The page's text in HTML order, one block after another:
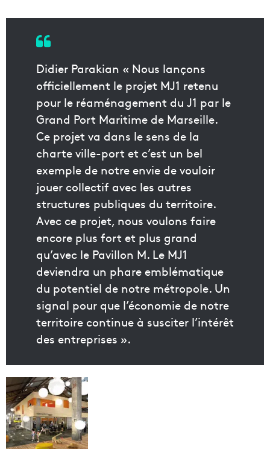
Didier Parakian « Nous lançons
officiellement le projet MJ1 retenu
pour le réaménagement du J1 par le
Grand Port Maritime de Marseille.
Ce projet va dans le sens de la
charte ville-port et c’est un bel
exemple de notre envie de vouloir
jouer collectif avec les autres
structures publiques du territoire.
Avec ce projet, nous voulons faire
encore plus fort et plus grand
qu’avec le Pavillon M. Le MJ1
deviendra un phare emblématique
du potentiel de notre métropole. Un
signal pour que l’économie de notre
territoire continue à susciter l’intérêt
des entreprises ».